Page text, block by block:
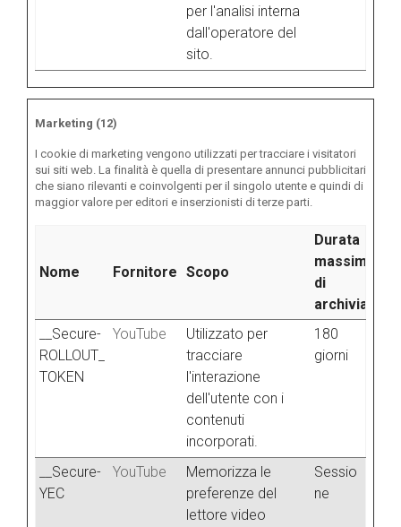
per l'analisi interna
dall'operatore del
sito.
Marketing (12)
I cookie di marketing vengono utilizzati per tracciare i visitatori
sui siti web. La finalità è quella di presentare annunci pubblicitari
che siano rilevanti e coinvolgenti per il singolo utente e quindi di
maggior valore per editori e inserzionisti di terze parti.
Nome Fornitore Scopo
Durata
massima
di
__Secure-
ROLLOUT_
TOKEN
YouTube
Utilizzato per
tracciare
l'interazione
dell'utente con i
contenuti
incorporati.
180
giorni
__Secure-
YEC
YouTube
Memorizza le
preferenze del
lettore video
Sessio
ne